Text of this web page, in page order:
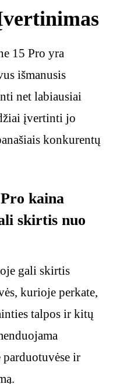
15 Pro yra
išmanusis
net labiausiai
įvertinti jo
konkurentų
kaina
skirtis nuo
gali skirtis
kurioje perkate,
talpos ir kitų
ir